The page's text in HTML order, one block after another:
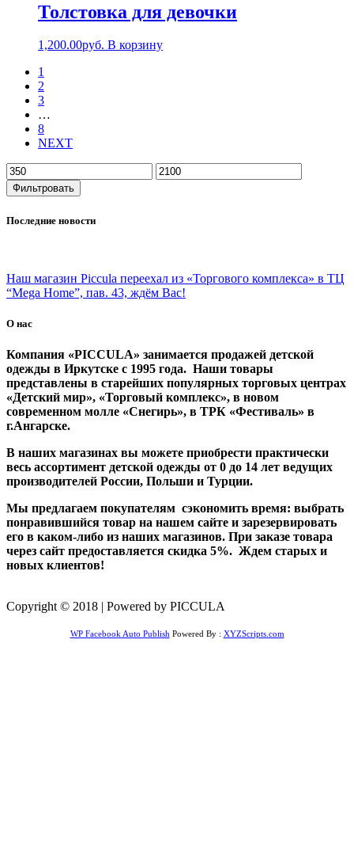
Толстовка для девочки
1,200.00руб. В корзину
1
2
3
…
8
NEXT
Фильтровать
Последние новости
Наш магазин Piccula переехал из «Торгового комплекса» в ТЦ
“Mega Home”, пав. 43, ждём Вас!
О нас
Компания «PICCULA» занимается продажей детской
одежды в Иркутске с 1995 года. Наши товары
представлены в старейших популярных торговых центрах
«Детский мир», «Торговый комплекс», в новом
современном молле «Снегирь», в ТРК «Фестиваль» в
г.Ангарске.
В наших магазинах вы можете приобрести практически
весь ассортимент детской одежды от 0 до 14 лет ведущих
производителей России, Польши и Турции.
Мы предлагаем покупателям сэкономить время: выбрать
понравившийся товар на нашем сайте и зарезервировать
его в каком-либо из наших магазинов. При заказе товара
через сайт предоставляется скидка 5%. Ждем старых и
новых клиентов!
Copyright © 2018 | Powered by PICCULA
WP Facebook Auto Publish Powered By : XYZScripts.com